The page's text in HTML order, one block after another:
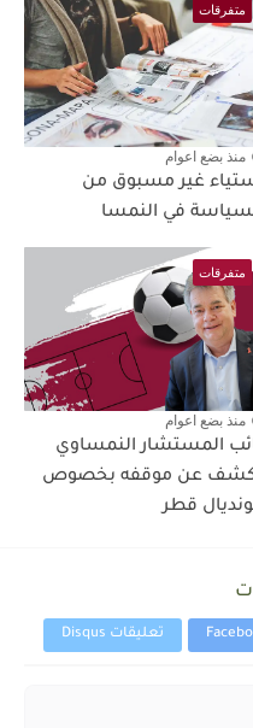
متفرقات
منذ بضع اعوام
غير مسبوق من
في النمسا
متفرقات
منذ بضع اعوام
المستشار النمساوي
عن موقفه بخصوص
قطر
تعليقات Disqus